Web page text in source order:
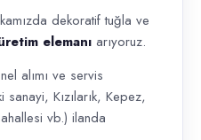
dekoratif tuğla ve
elemanı arıyoruz.
alımı ve servis
Kızılarık, Kepez,
vb.) ilanda